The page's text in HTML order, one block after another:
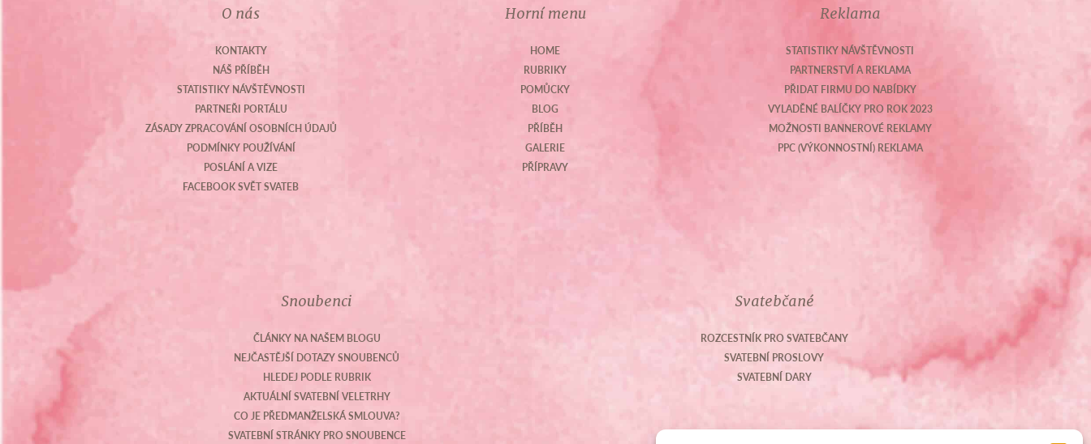
O nás
KONTAKTY
NÁŠ PŘÍBĚH
STATISTIKY NÁVŠTĚVNOSTI
PARTNEŘI PORTÁLU
ZÁSADY ZPRACOVÁNÍ OSOBNÍCH ÚDAJŮ
PODMÍNKY POUŽÍVÁNÍ
POSLÁNÍ A VIZE
FACEBOOK SVĚT SVATEB
Horní menu
HOME
RUBRIKY
POMŮCKY
BLOG
PŘÍBĚH
GALERIE
PŘÍPRAVY
Reklama
STATISTIKY NÁVŠTĚVNOSTI
PARTNERSTVÍ A REKLAMA
PŘIDAT FIRMU DO NABÍDKY
VYLADĚNÉ BALÍČKY PRO ROK 2023
MOŽNOSTI BANNEROVÉ REKLAMY
PPC (VÝKONNOSTNÍ) REKLAMA
Snoubenci
ČLÁNKY NA NAŠEM BLOGU
NEJČASTĚJŠÍ DOTAZY SNOUBENCŮ
HLEDEJ PODLE RUBRIK
AKTUÁLNÍ SVATEBNÍ VELETRHY
CO JE PŘEDMANŽELSKÁ SMLOUVA?
SVATEBNÍ STRÁNKY PRO SNOUBENCE
Svatebčané
ROZCESTNÍK PRO SVATEBČANY
SVATEBNÍ PROSLOVY
SVATEBNÍ DARY